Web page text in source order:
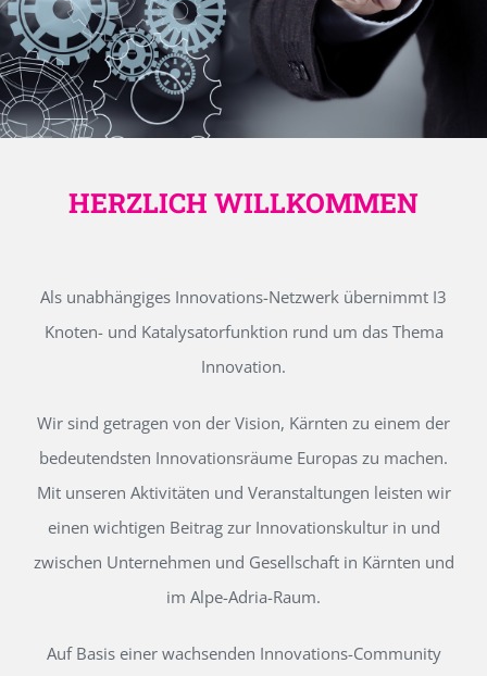
HERZLICH WILLKOMMEN
Als unabhängiges Innovations-Netzwerk übernimmt I3
Knoten- und Katalysatorfunktion rund um das Thema
Innovation.
Wir sind getragen von der Vision, Kärnten zu einem der
bedeutendsten Innovationsräume Europas zu machen.
Mit unseren Aktivitäten und Veranstaltungen leisten wir
einen wichtigen Beitrag zur Innovationskultur in und
zwischen Unternehmen und Gesellschaft in Kärnten und
im Alpe-Adria-Raum.
Auf Basis einer wachsenden Innovations-Community